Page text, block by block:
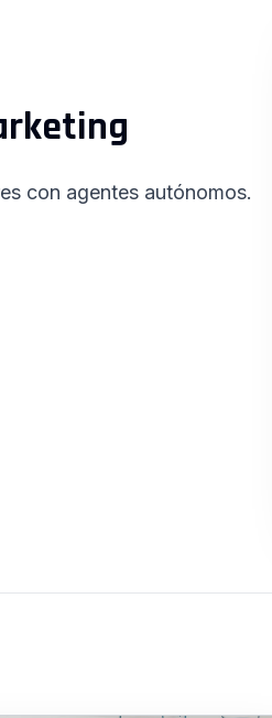
con agentes autónomos.